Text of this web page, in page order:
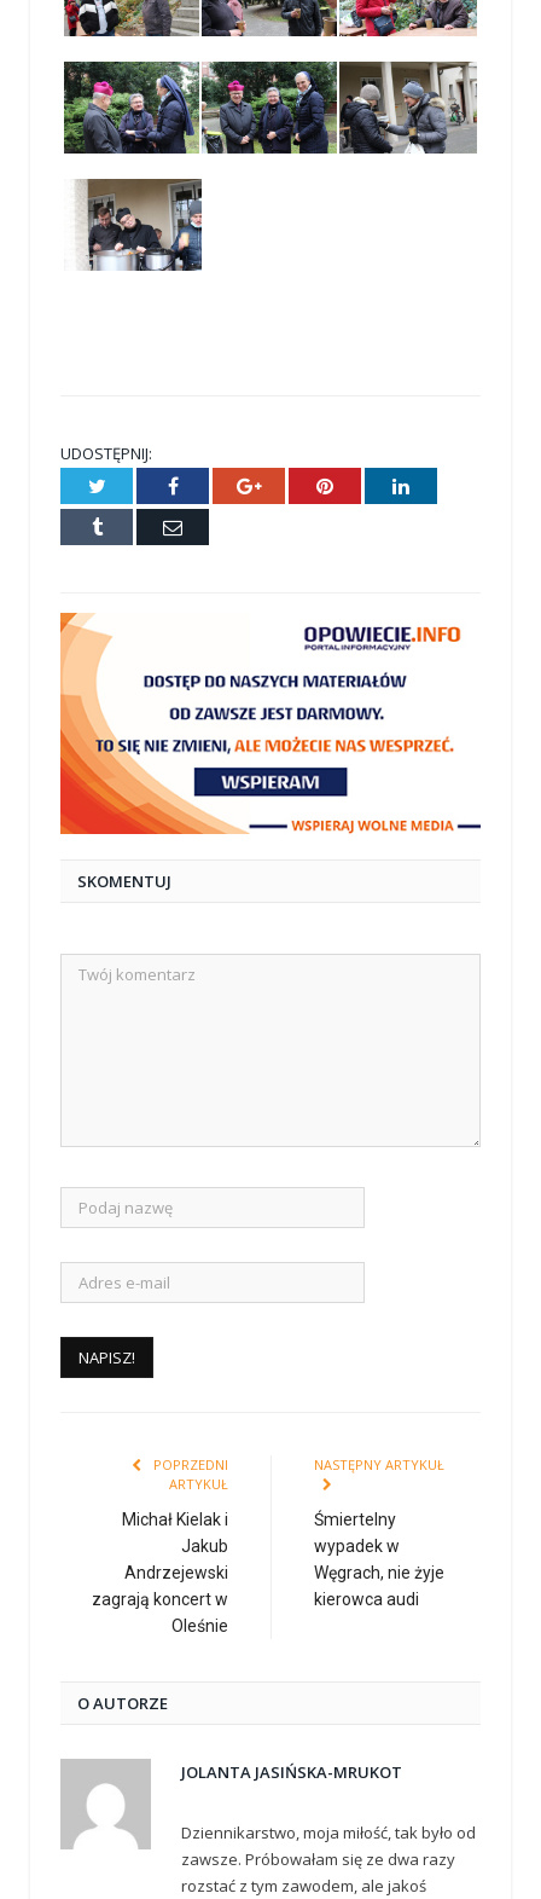
UDOSTĘPNIJ:
Twitter Facebook Google+ Pinterest LinkedIn
Tumblr
E-
SKOMENTUJ
POPRZEDNI
ARTYKUŁ
Michał Kielak i
Jakub
Andrzejewski
zagrają koncert w
Oleśnie
NASTĘPNY ARTYKUŁ
Śmiertelny
wypadek w
Węgrach, nie żyje
kierowca audi
O AUTORZE
JOLANTA JASIŃSKA-MRUKOT
Dziennikarstwo, moja miłość, tak było od
zawsze. Próbowałam się ze dwa razy
rozstać z tym zawodem, ale jakoś